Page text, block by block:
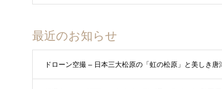
最近のお知らせ
ドローン空撮 – 日本三大松原の「虹の松原」と美しき唐